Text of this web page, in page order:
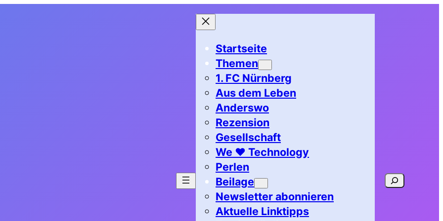
Startseite
Themen
1. FC Nürnberg
Aus dem Leben
Anderswo
Rezension
Gesellschaft
We ♥ Technology
Perlen
Beilage
Newsletter abonnieren
Aktuelle Linktipps
Suchen